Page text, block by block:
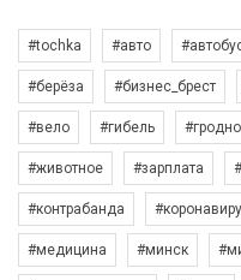
#tochka #авто
#берёза #бизнес_брест
#вело #гибель #гродно
#животное #зарплата
#контрабанда
#медицина #минск